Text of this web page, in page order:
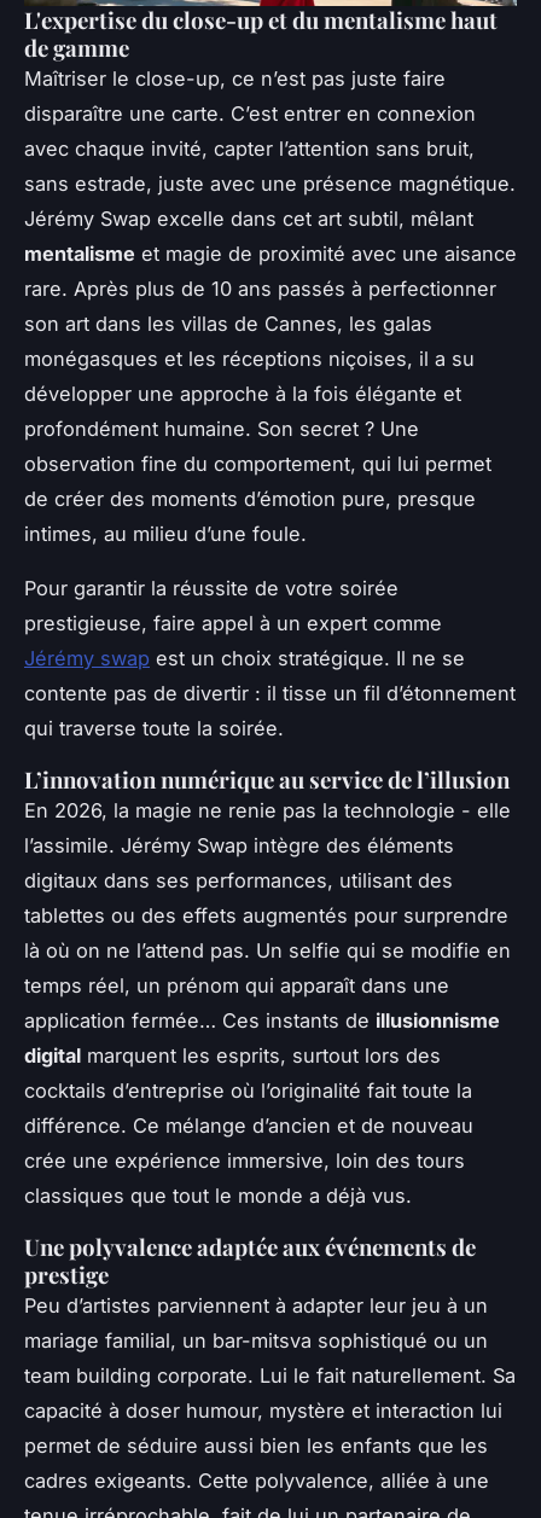
L'expertise du close-up et du mentalisme haut
de gamme
Maîtriser le close-up, ce n’est pas juste faire
disparaître une carte. C’est entrer en connexion
avec chaque invité, capter l’attention sans bruit,
sans estrade, juste avec une présence magnétique.
Jérémy Swap excelle dans cet art subtil, mêlant
mentalisme et magie de proximité avec une aisance
rare. Après plus de 10 ans passés à perfectionner
son art dans les villas de Cannes, les galas
monégasques et les réceptions niçoises, il a su
développer une approche à la fois élégante et
profondément humaine. Son secret ? Une
observation fine du comportement, qui lui permet
de créer des moments d’émotion pure, presque
intimes, au milieu d’une foule.
Pour garantir la réussite de votre soirée
prestigieuse, faire appel à un expert comme
Jérémy swap est un choix stratégique. Il ne se
contente pas de divertir : il tisse un fil d’étonnement
qui traverse toute la soirée.
L’innovation numérique au service de l’illusion
En 2026, la magie ne renie pas la technologie - elle
l’assimile. Jérémy Swap intègre des éléments
digitaux dans ses performances, utilisant des
tablettes ou des effets augmentés pour surprendre
là où on ne l’attend pas. Un selfie qui se modifie en
temps réel, un prénom qui apparaît dans une
application fermée… Ces instants de illusionnisme
digital marquent les esprits, surtout lors des
cocktails d’entreprise où l’originalité fait toute la
différence. Ce mélange d’ancien et de nouveau
crée une expérience immersive, loin des tours
classiques que tout le monde a déjà vus.
Une polyvalence adaptée aux événements de
prestige
Peu d’artistes parviennent à adapter leur jeu à un
mariage familial, un bar-mitsva sophistiqué ou un
team building corporate. Lui le fait naturellement. Sa
capacité à doser humour, mystère et interaction lui
permet de séduire aussi bien les enfants que les
cadres exigeants. Cette polyvalence, alliée à une